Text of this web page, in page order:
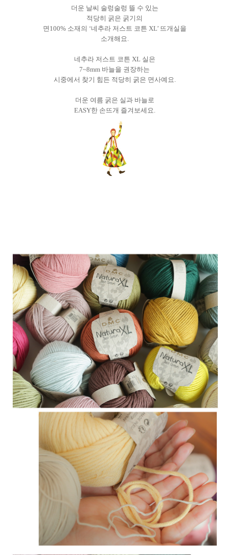
더운 날씨 술렁술렁 뜰 수 있는
적당히 굵은 굵기의
면100% 소재의 ‘네추라 저스트 코튼 XL’ 뜨개실을
소개해요.
네추라 저스트 코튼 XL 실은
7~8mm 바늘을 권장하는
시중에서 찾기 힘든 적당히 굵은 면사예요.
더운 여름 굵은 실과 바늘로
EASY한 손뜨개 즐겨보세요.